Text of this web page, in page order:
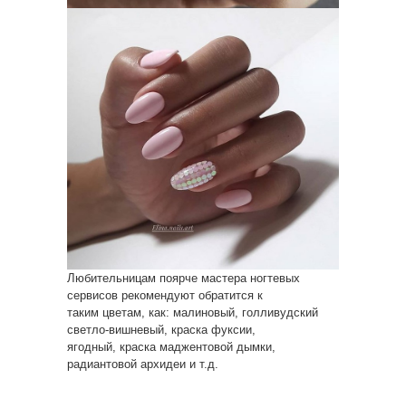
Любительницам поярче мастера ногтевых
сервисов рекомендуют обратится к
таким цветам, как: малиновый, голливудский
светло-вишневый, краска фуксии,
ягодный, краска маджентовой дымки,
радиантовой архидеи и т.д.